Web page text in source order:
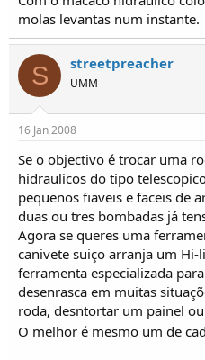
molas levantas num instante.
S streetpreacher
UMM
16 Jan 2008
Se o objectivo é trocar uma
hidraulicos do tipo
pequenos fiaveis e faceis de
duas ou tres bombadas já
Agora se queres uma
canivete suiço arranja um
ferramenta especializada
desenrasca em muitas
roda, desntortar um painel
O melhor é mesmo um de